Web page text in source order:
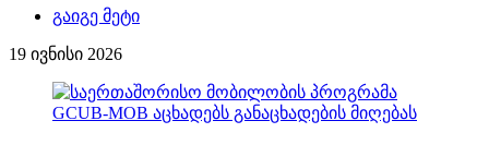
გაიგე მეტი
19 ივნისი 2026